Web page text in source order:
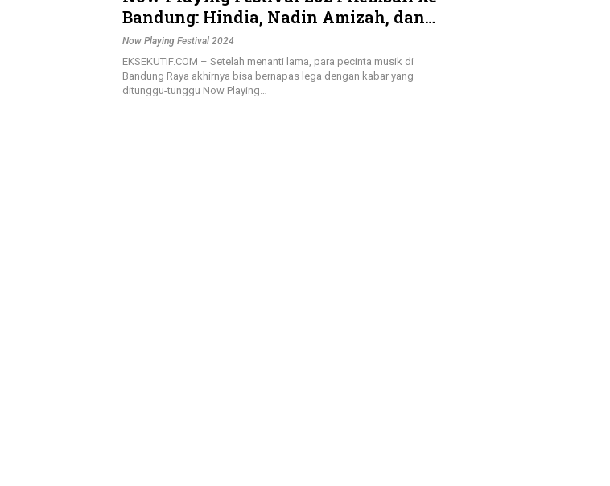
Bandung: Hindia, Nadin Amizah, dan
NDX AKA Siap Bawa Suasana Meriah
Now Playing Festival 2024
EKSEKUTIF.COM – Setelah menanti lama, para pecinta musik di
Bandung Raya akhirnya bisa bernapas lega dengan kabar yang
ditunggu-tunggu Now Playing…